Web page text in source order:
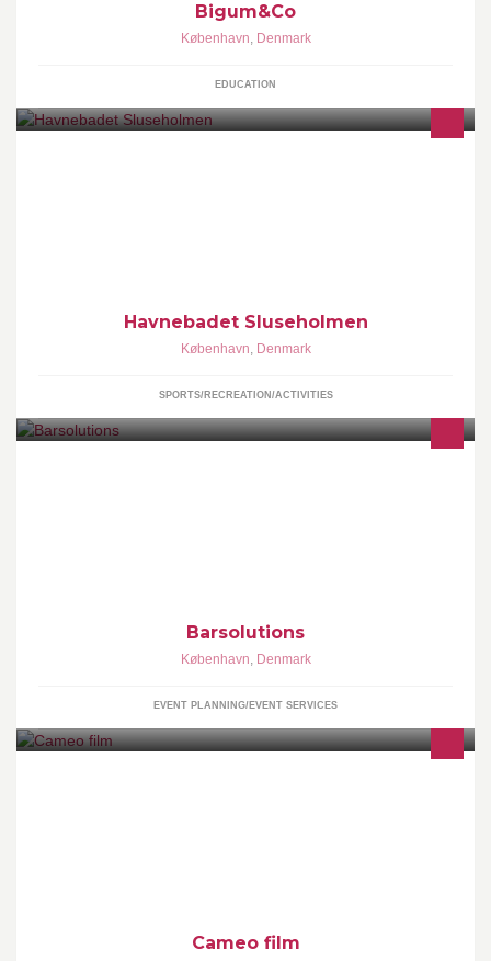
Bigum&Co
København, Denmark
EDUCATION
Havnebadet Sluseholmen
København, Denmark
SPORTS/RECREATION/ACTIVITIES
Barsolutions
København, Denmark
EVENT PLANNING/EVENT SERVICES
Cameo film